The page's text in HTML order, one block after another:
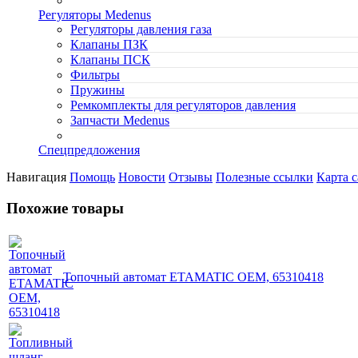
Регуляторы Medenus
Регуляторы давления газа
Клапаны ПЗК
Клапаны ПСК
Фильтры
Пружины
Ремкомплекты для регуляторов давления
Запчасти Medenus
Спецпредложения
Навигация Помощь Новости Отзывы Полезные ссылки Карта
Похожие товары
Топочный автомат ETAMATIC OEM, 65310418